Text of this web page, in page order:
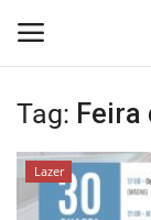
Login
Home
Tag: Feira
Lazer